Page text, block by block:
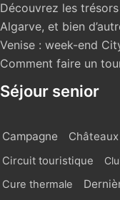
Découvrez les
Algarve, et bien
Venise : week-end
Comment faire un
Séjour senior
Campagne
Circuit touristique
Cure thermale